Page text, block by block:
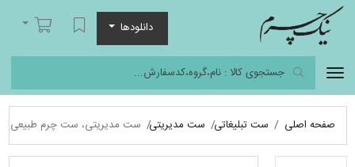
دانلودها
لیست مورد علاقه
سبد خرید
صفحه اصلی ست تبلیغاتی ست مدیریتی ست مدیریتی، ست چرم طبیعی